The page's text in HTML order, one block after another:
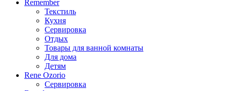
Remember
Текстиль
Кухня
Сервировка
Отдых
Товары для ванной комнаты
Для дома
Детям
Rene Ozorio
Сервировка